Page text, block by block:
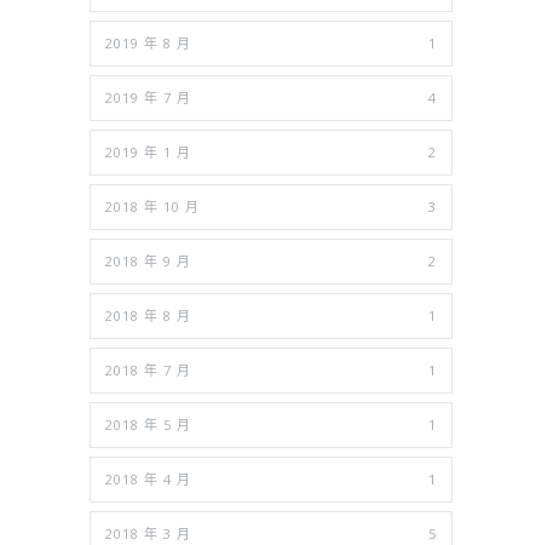
2019 年 8 月 1
2019 年 7 月 4
2019 年 1 月 2
2018 年 10 月 3
2018 年 9 月 2
2018 年 8 月 1
2018 年 7 月 1
2018 年 5 月 1
2018 年 4 月 1
2018 年 3 月 5